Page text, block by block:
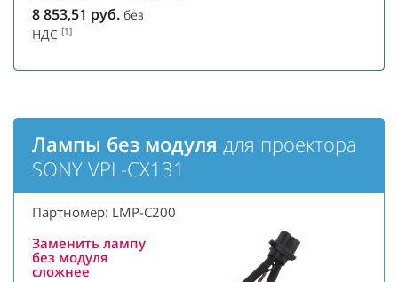
8 853,51 руб. без
НДС [1]
Лампы без модуля для проектора
SONY VPL-CX131
Партномер: LMP-C200
Заменить лампу
без модуля
сложнее